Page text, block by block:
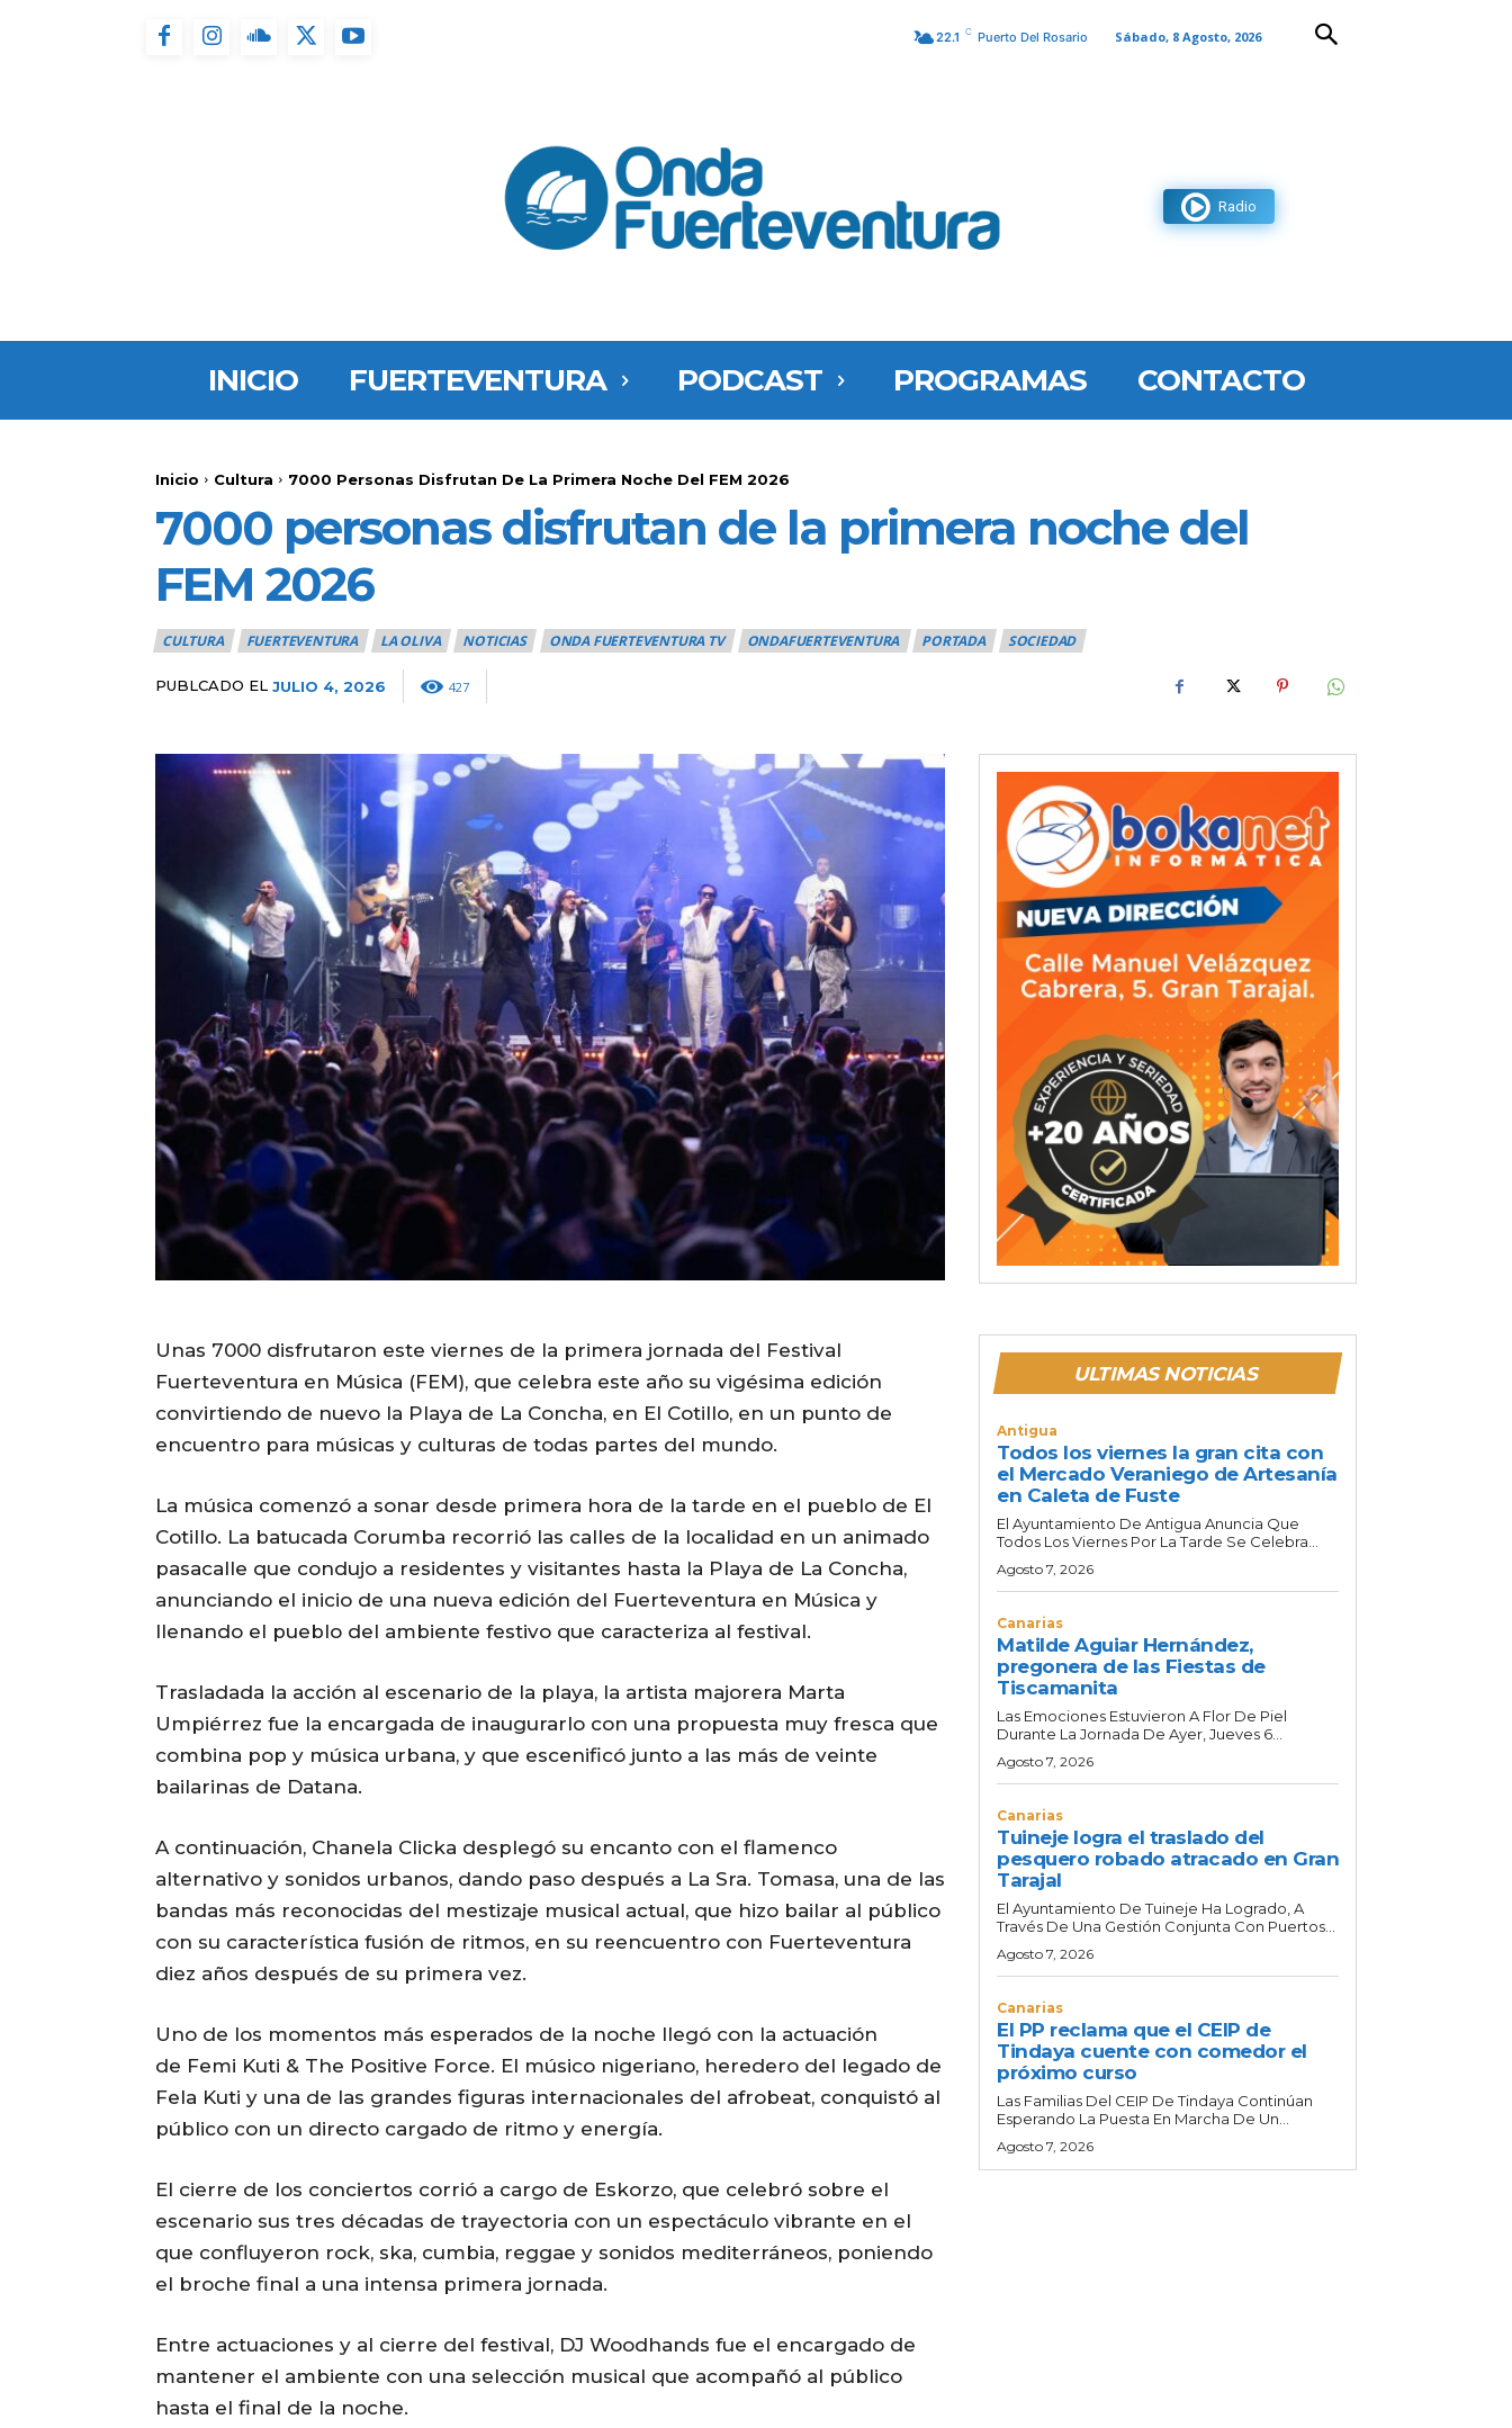
22.1 C Puerto Del Rosario Sábado, 8 Agosto, 2026
Radio
INICIO FUERTEVENTURA PODCAST PROGRAMAS CONTACTO
Inicio Cultura 7000 Personas Disfrutan De La Primera Noche Del FEM 2026
7000 personas disfrutan de la primera noche del
FEM 2026
CULTURA FUERTEVENTURA LA OLIVA NOTICIAS ONDA FUERTEVENTURA TV ONDAFUERTEVENTURA PORTADA SOCIEDAD
PUBLCADO EL JULIO 4, 2026 427
Unas 7000 disfrutaron este viernes de la primera jornada del Festival
Fuerteventura en Música (FEM), que celebra este año su vigésima edición
convirtiendo de nuevo la Playa de La Concha, en El Cotillo, en un punto de
encuentro para músicas y culturas de todas partes del mundo.
La música comenzó a sonar desde primera hora de la tarde en el pueblo de El
Cotillo. La batucada Corumba recorrió las calles de la localidad en un animado
pasacalle que condujo a residentes y visitantes hasta la Playa de La Concha,
anunciando el inicio de una nueva edición del Fuerteventura en Música y
llenando el pueblo del ambiente festivo que caracteriza al festival.
Trasladada la acción al escenario de la playa, la artista majorera Marta
Umpiérrez fue la encargada de inaugurarlo con una propuesta muy fresca que
combina pop y música urbana, y que escenificó junto a las más de veinte
bailarinas de Datana.
A continuación, Chanela Clicka desplegó su encanto con el flamenco
alternativo y sonidos urbanos, dando paso después a La Sra. Tomasa, una de las
bandas más reconocidas del mestizaje musical actual, que hizo bailar al público
con su característica fusión de ritmos, en su reencuentro con Fuerteventura
diez años después de su primera vez.
Uno de los momentos más esperados de la noche llegó con la actuación
de Femi Kuti & The Positive Force. El músico nigeriano, heredero del legado de
Fela Kuti y una de las grandes figuras internacionales del afrobeat, conquistó al
público con un directo cargado de ritmo y energía.
El cierre de los conciertos corrió a cargo de Eskorzo, que celebró sobre el
escenario sus tres décadas de trayectoria con un espectáculo vibrante en el
que confluyeron rock, ska, cumbia, reggae y sonidos mediterráneos, poniendo
el broche final a una intensa primera jornada.
Entre actuaciones y al cierre del festival, DJ Woodhands fue el encargado de
mantener el ambiente con una selección musical que acompañó al público
hasta el final de la noche.
ULTIMAS NOTICIAS
Antigua
Todos los viernes la gran cita con
el Mercado Veraniego de Artesanía
en Caleta de Fuste
El Ayuntamiento De Antigua Anuncia Que
Todos Los Viernes Por La Tarde Se Celebra...
Agosto 7, 2026
Canarias
Matilde Aguiar Hernández,
pregonera de las Fiestas de
Tiscamanita
Las Emociones Estuvieron A Flor De Piel
Durante La Jornada De Ayer, Jueves 6...
Agosto 7, 2026
Canarias
Tuineje logra el traslado del
pesquero robado atracado en Gran
Tarajal
El Ayuntamiento De Tuineje Ha Logrado, A
Través De Una Gestión Conjunta Con Puertos...
Agosto 7, 2026
Canarias
El PP reclama que el CEIP de
Tindaya cuente con comedor el
próximo curso
Las Familias Del CEIP De Tindaya Continúan
Esperando La Puesta En Marcha De Un...
Agosto 7, 2026